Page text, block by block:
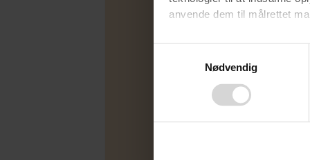
anvende dem til målrettet
Ved at klikke på ”OK”
tilbagekalde dit samtykke
Nødvendig